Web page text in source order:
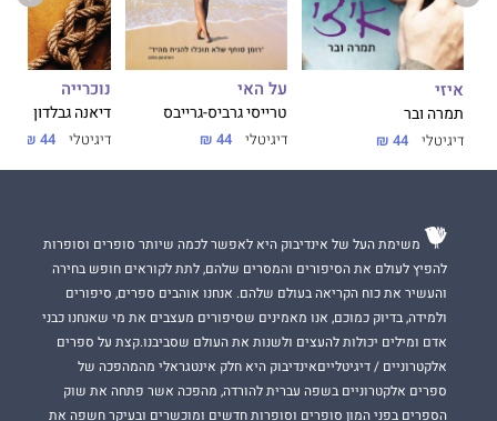
איזי
תמרה ובר
דיגיטלי 44 ₪
על האי
טרייסי גרביס-גרייבס
דיגיטלי 44 ₪
נוכרייה
דיאנה גבלדון
דיגיטלי 44 ₪
משימת העל של אינדיבוק היא לאפשר לכמה שיותר סופרים וסופרות
להפיץ לעולם את הסיפורים והמסרים שלהם, לתת לקוראים חופש בחירה
והעשיר את כוח הקריאה בעולם שלהם. אנחנו אוהבים ספרים, סיפורים
ולמידה, בדיוק כמוכם, אנו מאמינים שסיפורים מעצבים את מי שאנחנו כבני
אדם ומילים יכולות להעצים ולשנות את העולם שסביבנו.קצת על ספרים
אלקטרוניים / דיגיטלייםאינדיבוק היא חלק אינטגראלי מהמהפכה של
ספרים אלקטרוניים בשפה עברית להורדה, מהפכה אשר פתחה את שוק
הספרים בפני המון סופרים וסופרות חדשים ומוכשרים ובעיקר חשפה את